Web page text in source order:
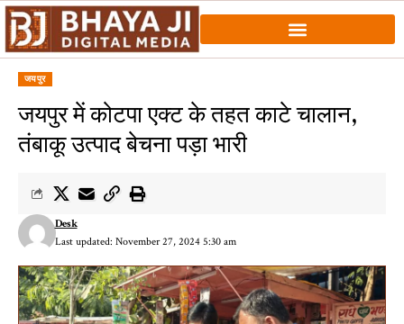
जयपुर
जयपुर में कोटपा एक्ट के तहत काटे चालान,
तंबाकू उत्पाद बेचना पड़ा भारी
Last updated: November 27, 2024 5:30 am
Desk